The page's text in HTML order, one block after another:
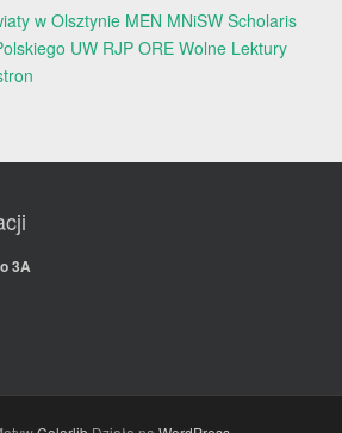
w Olsztynie MEN MNiSW Scholaris
UW RJP ORE Wolne Lektury
3A